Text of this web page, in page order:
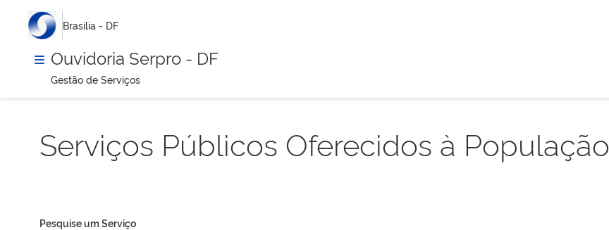
Brasília - DF
Ouvidoria Serpro - DF
Gestão de Serviços
Serviços Públicos Oferecidos à População
Pesquise um Serviço